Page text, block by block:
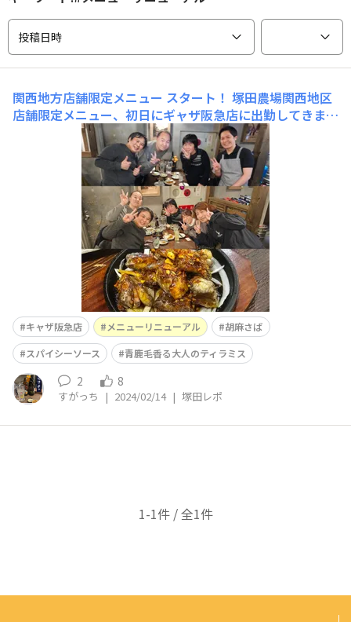
投稿日時
関西地方店舗限定メニュー スタート！ 塚田農場関西地区
店舗限定メニュー、初日にギャザ阪急店に出勤してきまし
た！ 席に案内されると店長からバイトスタッフからメニ
ューの説明の練習をさせてもらっても良いですか？とのこ
とだったので、快く了承すると少ししてバイトスタッフが
やってきて丁寧に初めて塚田農場を利用したお客さんの体
でメニューの説
キャザ阪急店 メニューリニューアル
胡麻さば
スパイシーソース
青鹿毛香る大人のティラミス
2 8
すがっち | 2024/02/14 | 塚田レポ
1-1件 / 全1件